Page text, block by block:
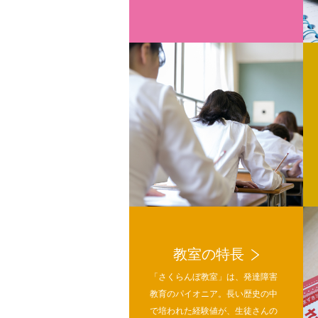
教室の特長
「さくらんぼ教室」は、発達障害
教育のパイオニア。長い歴史の中
で培われた経験値が、生徒さんの